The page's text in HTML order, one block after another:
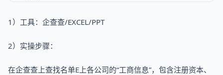
1）工具：企查查/EXCEL/PPT
2）实操步骤：
在企查查上查找名单E上各公司的“工商信息”，包含注册资本、